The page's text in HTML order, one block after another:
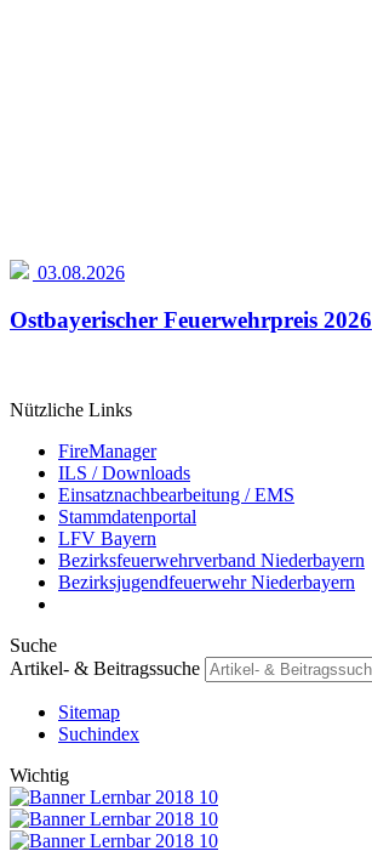
03.08.2026
Ostbayerischer Feuerwehrpreis 2026
Nützliche Links
FireManager
ILS / Downloads
Einsatznachbearbeitung / EMS
Stammdatenportal
LFV Bayern
Bezirksfeuerwehrverband Niederbayern
Bezirksjugendfeuerwehr Niederbayern
Suche
Artikel- & Beitragssuche
Sitemap
Suchindex
Wichtig